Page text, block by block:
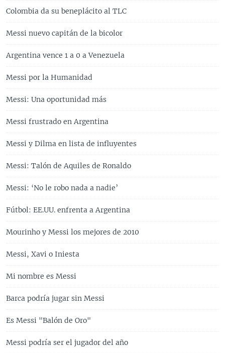
Colombia da su beneplácito al TLC
Messi nuevo capitán de la bicolor
Argentina vence 1 a 0 a Venezuela
Messi por la Humanidad
Messi: Una oportunidad más
Messi frustrado en Argentina
Messi y Dilma en lista de influyentes
Messi: Talón de Aquiles de Ronaldo
Messi: ‘No le robo nada a nadie’
Fútbol: EE.UU. enfrenta a Argentina
Mourinho y Messi los mejores de 2010
Messi, Xavi o Iniesta
Mi nombre es Messi
Barca podría jugar sin Messi
Es Messi "Balón de Oro"
Messi podría ser el jugador del año